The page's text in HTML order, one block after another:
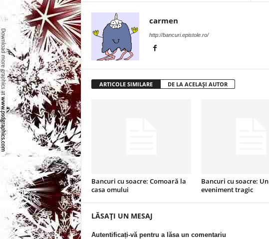
i
C
e
i
a
carmen
http://bancuri.epistole.ro/
ARTICOLE SIMILARE DE LA ACELAȘI AUTOR
Bancuri cu soacre: Comoară la
casa omului
Bancuri cu soacre: Un
eveniment tragic
LĂSAȚI UN MESAJ
Autentificați-vă pentru a lăsa un comentariu